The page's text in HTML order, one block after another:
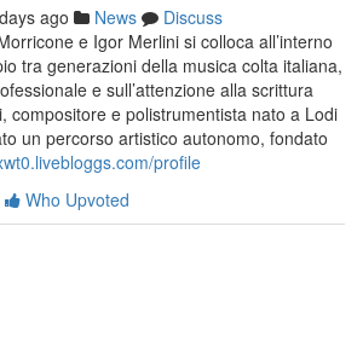
ago News
Discuss
e Igor Merlini si colloca all’interno
tra generazioni della musica colta italiana,
e sull’attenzione alla scrittura
compositore e polistrumentista nato a Lodi
un percorso artistico autonomo, fondato
profile
Who Upvoted